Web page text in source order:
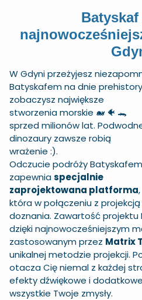
W Gdyni przeżyjesz
Batyskafem na dnie
zobaczysz największe
stworzenia morskie 🐋 🐠 🐊
sprzed milionów lat.
dinozaury zawsze robią
wrażenie :).
Odczucie podróży Batyskafem
zapewniaspecjalnie
zaprojektowana platforma,
która w połączeniu z
doznania. Zawartość
dzięki najnowocześniejszym
zastosowanym przez Matrix
unikalnej metodzie projekcji.
otacza Cię niemal z każdej
efekty dźwiękowe i
wszystkie Twoje zmysły.